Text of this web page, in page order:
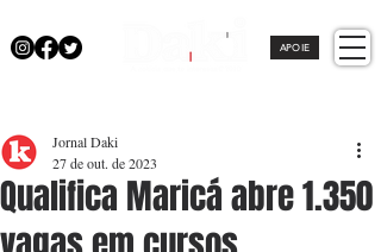
APOIE
Qualifica Maricá abre 1.350
Jornal Daki
27 de out. de 2023